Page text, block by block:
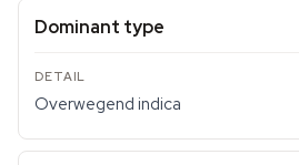
Dominant type
Overwegend indica